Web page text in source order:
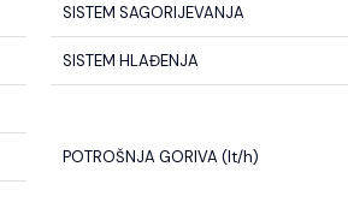
SISTEM SAGORIJEVANJA
SISTEM HLAĐENJA
POTROŠNJA GORIVA (lt/h)